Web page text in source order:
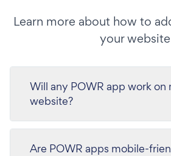
Learn more about how to
your
Will any POWR app work on
website?
Are POWR apps mobile-